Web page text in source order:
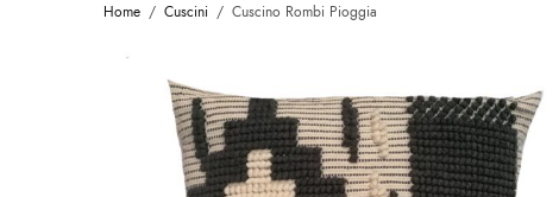
Home / Cuscini / Cuscino Rombi Pioggia